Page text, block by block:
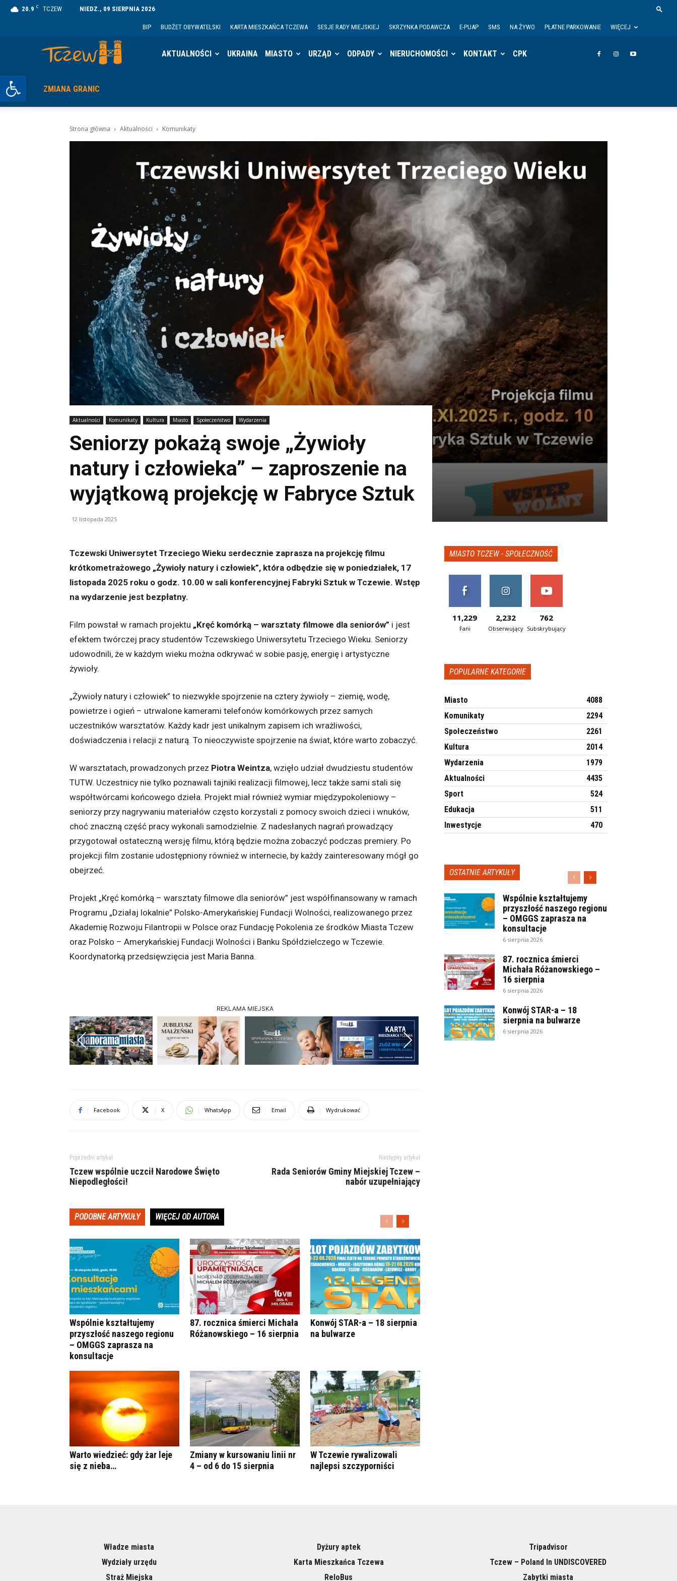
Otwórz pasek narzędzi
20.9 C TCZEW NIEDZ., 09 SIERPNIA 2026
BIP BUDŻET OBYWATELSKI KARTA MIESZKAŃCA TCZEWA SESJE RADY MIEJSKIEJ SKRZYNKA PODAWCZA E-PUAP SMS NA ŻYWO PŁATNE PARKOWANIE WIĘCEJ
AKTUALNOŚCI UKRAINA MIASTO URZĄD ODPADY NIERUCHOMOŚCI KONTAKT CPK
ZMIANA GRANIC
Strona główna Aktualności Komunikaty
Aktualności Komunikaty Kultura Miasto Społeczeństwo Wydarzenia
Seniorzy pokażą swoje „Żywioły
natury i człowieka” – zaproszenie na
wyjątkową projekcję w Fabryce Sztuk
12 listopada 2025
Tczewski Uniwersytet Trzeciego Wieku serdecznie zaprasza na projekcję filmu
krótkometrażowego „Żywioły natury i człowiek”, która odbędzie się w poniedziałek, 17
listopada 2025 roku o godz. 10.00 w sali konferencyjnej Fabryki Sztuk w Tczewie. Wstęp
na wydarzenie jest bezpłatny.
Film powstał w ramach projektu „Kręć komórką – warsztaty filmowe dla seniorów” i jest
efektem twórczej pracy studentów Tczewskiego Uniwersytetu Trzeciego Wieku. Seniorzy
udowodnili, że w każdym wieku można odkrywać w sobie pasję, energię i artystyczne
żywioły.
„Żywioły natury i człowiek” to niezwykłe spojrzenie na cztery żywioły – ziemię, wodę,
powietrze i ogień – utrwalone kamerami telefonów komórkowych przez samych
uczestników warsztatów. Każdy kadr jest unikalnym zapisem ich wrażliwości,
doświadczenia i relacji z naturą. To nieoczywiste spojrzenie na świat, które warto zobaczyć.
W warsztatach, prowadzonych przez Piotra Weintza, wzięło udział dwudziestu studentów
TUTW. Uczestnicy nie tylko poznawali tajniki realizacji filmowej, lecz także sami stali się
współtwórcami końcowego dzieła. Projekt miał również wymiar międzypokoleniowy –
seniorzy przy nagrywaniu materiałów często korzystali z pomocy swoich dzieci i wnuków,
choć znaczną część pracy wykonali samodzielnie. Z nadesłanych nagrań prowadzący
przygotował ostateczną wersję filmu, którą będzie można zobaczyć podczas premiery. Po
projekcji film zostanie udostępniony również w internecie, by każdy zainteresowany mógł go
obejrzeć.
Projekt „Kręć komórką – warsztaty filmowe dla seniorów” jest współfinansowany w ramach
Programu „Działaj lokalnie” Polsko-Amerykańskiej Fundacji Wolności, realizowanego przez
Akademię Rozwoju Filantropii w Polsce oraz Fundację Pokolenia ze środków Miasta Tczew
oraz Polsko – Amerykańskiej Fundacji Wolności i Banku Spółdzielczego w Tczewie.
Koordynatorką przedsięwzięcia jest Maria Banna.
REKLAMA MIEJSKA
Previous Next
Facebook X WhatsApp Email Wydrukować
Poprzedni artykuł
Tczew wspólnie uczcił Narodowe Święto
Niepodległości!
Następny artykuł
Rada Seniorów Gminy Miejskiej Tczew –
nabór uzupełniający
PODOBNE ARTYKUŁY WIĘCEJ OD AUTORA
Wspólnie kształtujemy
przyszłość naszego regionu
– OMGGS zaprasza na
konsultacje
87. rocznica śmierci Michała
Różanowskiego – 16 sierpnia
Konwój STAR-a – 18 sierpnia
na bulwarze
Warto wiedzieć: gdy żar leje
się z nieba…
Zmiany w kursowaniu linii nr
4 – od 6 do 15 sierpnia
W Tczewie rywalizowali
najlepsi szczyporniści
MIASTO TCZEW - SPOŁECZNOŚĆ
11,229
Fani
2,232
Obserwujący
762
Subskrybujący
POPULARNE KATEGORIE
Miasto
4088
Komunikaty
2294
Społeczeństwo
2261
Kultura
2014
Wydarzenia
1979
Aktualności
4435
Sport
524
Edukacja
511
Inwestycje
470
OSTATNIE ARTYKUŁY
Wspólnie kształtujemy
przyszłość naszego regionu
– OMGGS zaprasza na
konsultacje
6 sierpnia 2026
87. rocznica śmierci
Michała Różanowskiego –
16 sierpnia
6 sierpnia 2026
Konwój STAR-a – 18
sierpnia na bulwarze
6 sierpnia 2026
Władze miasta
Wydziały urzędu
Straż Miejska
Dyżury aptek
Karta Mieszkańca Tczewa
ReloBus
Tripadvisor
Tczew – Poland In UNDISCOVERED
Zabytki miasta